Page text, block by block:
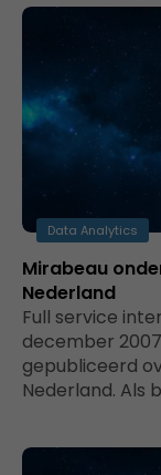
Data Analytics
Mirabeau
Nederland
Full service
december
gepubliceerd
Nederland. Als